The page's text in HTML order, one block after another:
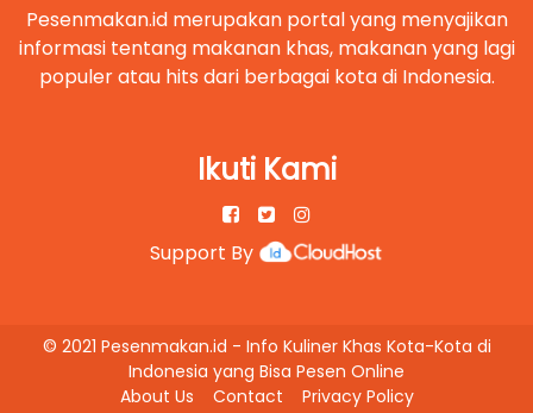
Pesenmakan.id merupakan portal yang menyajikan
informasi tentang makanan khas, makanan yang lagi
populer atau hits dari berbagai kota di Indonesia.
Ikuti Kami
Support By
© 2021 Pesenmakan.id - Info Kuliner Khas Kota-Kota di
Indonesia yang Bisa Pesen Online
About Us
Contact Privacy Policy